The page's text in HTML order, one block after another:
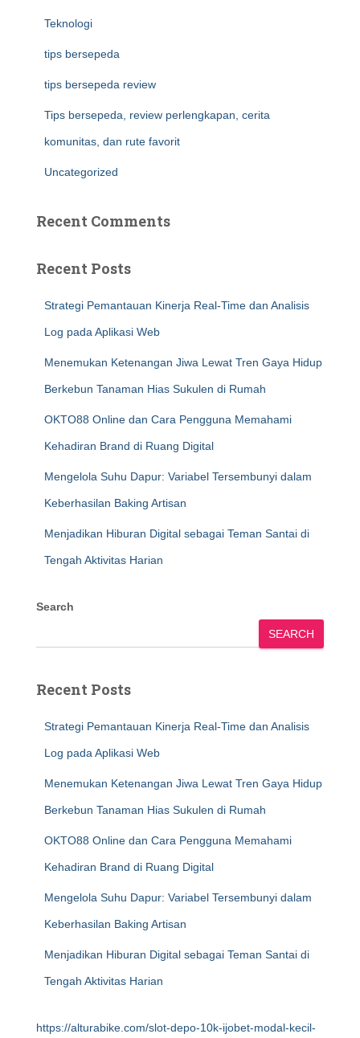
Teknologi
tips bersepeda
tips bersepeda review
Tips bersepeda, review perlengkapan, cerita
komunitas, dan rute favorit
Uncategorized
Recent Comments
Recent Posts
Strategi Pemantauan Kinerja Real-Time dan Analisis
Log pada Aplikasi Web
Menemukan Ketenangan Jiwa Lewat Tren Gaya Hidup
Berkebun Tanaman Hias Sukulen di Rumah
OKTO88 Online dan Cara Pengguna Memahami
Kehadiran Brand di Ruang Digital
Mengelola Suhu Dapur: Variabel Tersembunyi dalam
Keberhasilan Baking Artisan
Menjadikan Hiburan Digital sebagai Teman Santai di
Tengah Aktivitas Harian
Search
SEARCH
Recent Posts
Strategi Pemantauan Kinerja Real-Time dan Analisis
Log pada Aplikasi Web
Menemukan Ketenangan Jiwa Lewat Tren Gaya Hidup
Berkebun Tanaman Hias Sukulen di Rumah
OKTO88 Online dan Cara Pengguna Memahami
Kehadiran Brand di Ruang Digital
Mengelola Suhu Dapur: Variabel Tersembunyi dalam
Keberhasilan Baking Artisan
Menjadikan Hiburan Digital sebagai Teman Santai di
Tengah Aktivitas Harian
https://alturabike.com/slot-depo-10k-ijobet-modal-kecil-